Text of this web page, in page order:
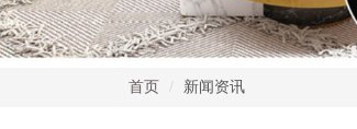
首页 新闻资讯